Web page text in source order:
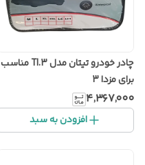
چادر خودرو تیتان مدل TI.3 مناسب
برای مزدا 3
۴٬۳۶۷٬۰۰۰
افزودن به سبد